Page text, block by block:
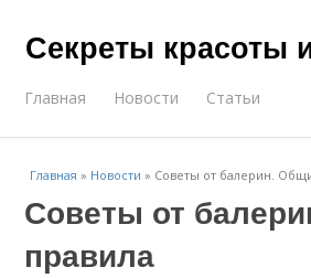
Секреты красоты
Главная Новости Статьи
Главная » Новости » Советы от балерин.
Советы от
правила